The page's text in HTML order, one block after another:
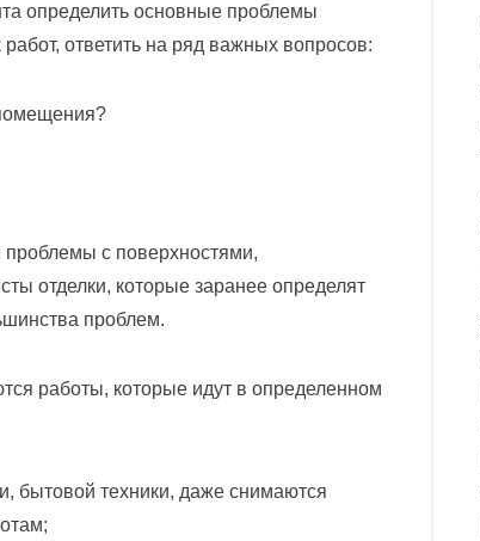
определить основные проблемы
ответить на ряд важных вопросов:
с поверхностями,
отделки, которые заранее определят
проблем.
работы, которые идут в определенном
бытовой техники, даже снимаются